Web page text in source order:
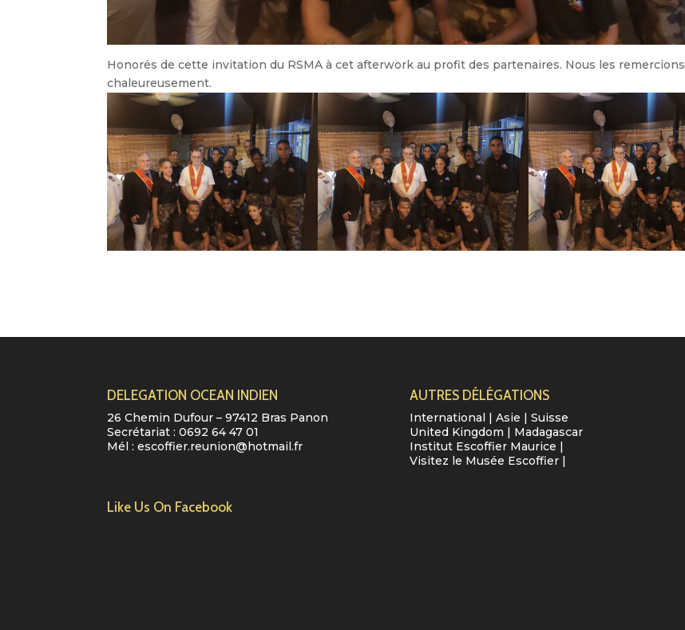
Honorés de cette invitation du RSMA à cet afterwork au profit des partenaires. Nous les remercions
chaleureusement.
DELEGATION OCEAN INDIEN
26 Chemin Dufour – 97412 Bras Panon
Secrétariat :0692 64 47 01
Mél :escoffier.reunion@hotmail.fr
Like Us On Facebook
AUTRES DÉLÉGATIONS
International | Asie | Suisse
United Kingdom | Madagascar
Institut Escoffier Maurice |
Visitez le Musée Escoffier|